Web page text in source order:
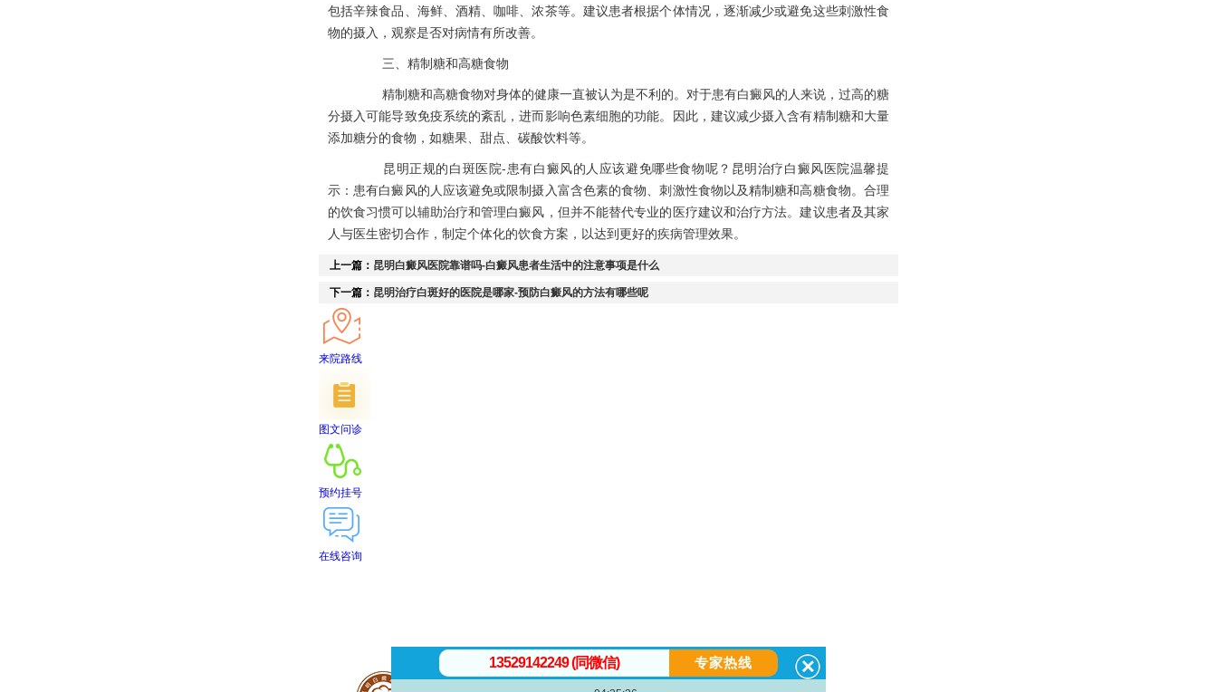
包括辛辣食品、海鲜、酒精、咖啡、浓茶等。建议患者根据个体情况，逐渐减少或避免这些刺激性食
物的摄入，观察是否对病情有所改善。
三、精制糖和高糖食物
精制糖和高糖食物对身体的健康一直被认为是不利的。对于患有白癜风的人来说，过高的糖
分摄入可能导致免疫系统的紊乱，进而影响色素细胞的功能。因此，建议减少摄入含有精制糖和大量
添加糖分的食物，如糖果、甜点、碳酸饮料等。
昆明正规的白斑医院-患有白癜风的人应该避免哪些食物呢？昆明治疗白癜风医院温馨提
示：患有白癜风的人应该避免或限制摄入富含色素的食物、刺激性食物以及精制糖和高糖食物。合理
的饮食习惯可以辅助治疗和管理白癜风，但并不能替代专业的医疗建议和治疗方法。建议患者及其家
人与医生密切合作，制定个体化的饮食方案，以达到更好的疾病管理效果。
上一篇： 昆明白癜风医院靠谱吗-白癜风患者生活中的注意事项是什么
下一篇： 昆明治疗白斑好的医院是哪家-预防白癜风的方法有哪些呢
来院路线
图文问诊
预约挂号
在线咨询
13529142249 (同微信) 专家热线